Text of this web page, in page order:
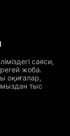
саяси,
жоба.
оқиғалар,
тыс